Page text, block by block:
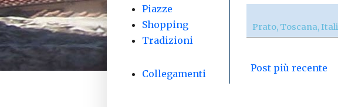
Prato, Toscana,
Post più recente
Piazze
Shopping
Tradizioni
Collegamenti